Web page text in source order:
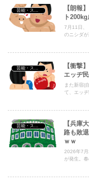
Powered by livedoor
芸能・スポーツ・Youtuber
【朗報
ト
7月11日、
のニシダ
【衝撃
エッヂ
また新宿(
て、エッ
【兵庫
路も敗
ｗｗ
2026年7月
が発生。